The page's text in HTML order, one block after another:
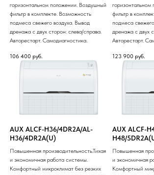
горизонтальном положении. Воздушный
фильтр в комплекте. Возможность
подмеса свежего воздуха. Вывод
дренажа с двух сторон: слева/справа.
Авторестарт. Самодиагностика.
106 400 руб.
фильтр в
подмеса
дренажа с двух
Авторестарт.
123 900 руб.
AUX ALCF-H36/4DR2A/AL-
H36/4DR2A(U)
Повышенная производительность.Тихая
и экономичная работа системы.
Комфортный микроклимат без резких
AUX ALCF-
H48/
Повышенная
и экономичная
Комфортный